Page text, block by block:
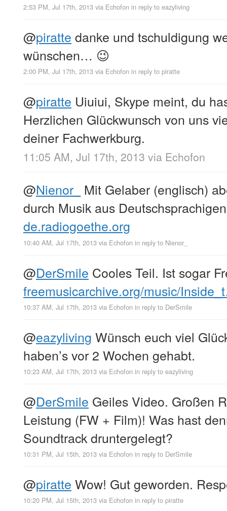
2:53 PM, Jul 17th, 2013 via Echofon in reply to eazyliving
@piratte danke und tschuldigung
wünschen… 😉
2:00 PM, Jul 17th, 2013 via Echofon in reply to piratte
@piratte Uiuiui, Skype meint, du
Herzlichen Glückwunsch von uns
deiner Fachwerkburg.
11:05 AM, Jul 17th, 2013 via Echofon
@Nienor_
Mit Gelaber (englisch)
durch Musik aus
de.radiogoethe.org
10:40 AM, Jul 17th, 2013 via Echofon in reply to Nienor_
@DerSmile Cooles Teil. Ist sogar
freemusicarchive.org/music/
10:37 AM, Jul 17th, 2013 via Echofon in reply to DerSmile
@eazyliving Wünsch euch viel
haben’s vor 2 Wochen gehabt.
10:23 AM, Jul 17th, 2013 via Echofon in reply to eazyliving
@DerSmile Geiles Video. Großen
Leistung (FW + Film)! Was hast
Soundtrack druntergelegt?
10:31 PM, Jul 15th, 2013 via Echofon in reply to DerSmile
@piratte Wow! Gut geworden.
10:20 PM, Jul 15th, 2013 via Echofon in reply to piratte